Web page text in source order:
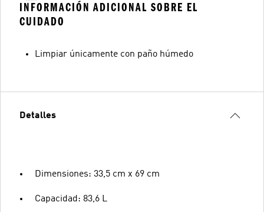
INFORMACIÓN ADICIONAL SOBRE EL
CUIDADO
Limpiar únicamente con paño húmedo
Detalles
Dimensiones: 33,5 cm x 69 cm
Capacidad: 83,6 L